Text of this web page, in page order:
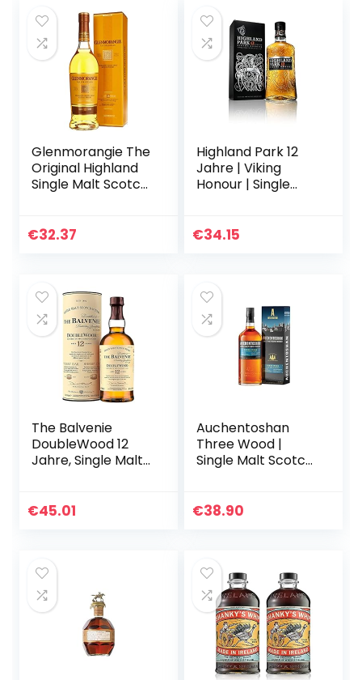
Glenmorangie The
Original Highland
Single Malt Scotch
€32.37
Highland Park 12
Jahre | Viking
Honour | Single
vollmundiger,
€34.15
The Balvenie
DoubleWood 12
Jahre, Single Malt
Geschenk für
€45.01
Auchentoshan
Three Wood |
Single Malt Scotch
ung | 43% Vol |
€38.90